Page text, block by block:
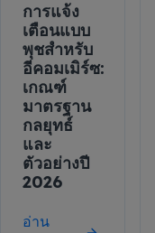
การแจ้ง
เตือนแบบ
พุชสำหรับ
อีคอมเมิร์ซ:
เกณฑ์
มาตรฐาน
กลยุทธ์
และ
ตัวอย่างปี
2026
อ่าน